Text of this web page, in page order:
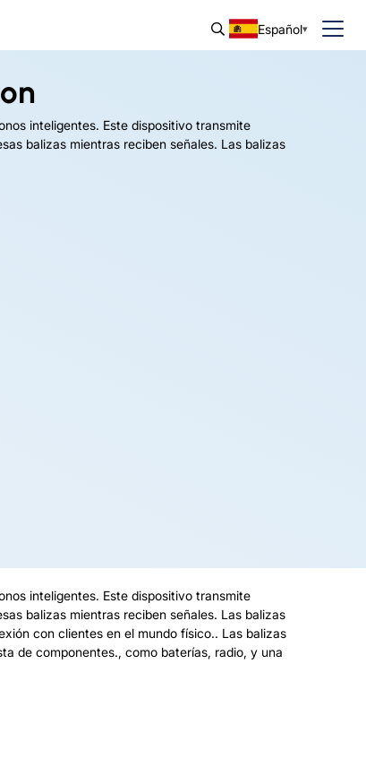
Español
inteligentes. Este dispositivo transmite
balizas mientras reciben señales. Las balizas
inteligentes. Este dispositivo transmite
balizas mientras reciben señales. Las balizas
con clientes en el mundo físico.. Las balizas
de componentes., como baterías, radio, y una